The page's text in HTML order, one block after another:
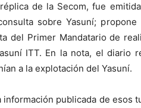
de la Secom, fue
sobre Yasuní;
del Primer Mandatario de
ITT. En la nota, el diario
a la explotación del Yasuní.
publicada de esos